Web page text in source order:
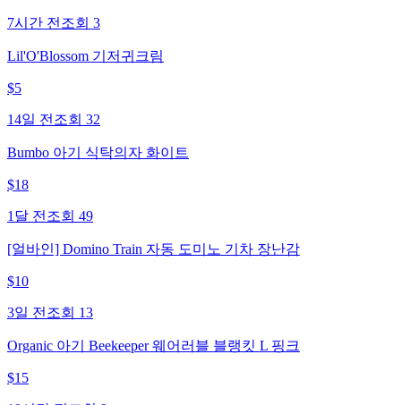
7시간 전 조회 3
Lil'O'Blossom 기저귀크림
$5
14일 전 조회 32
Bumbo 아기 식탁의자 화이트
$18
1달 전 조회 49
[얼바인] Domino Train 자동 도미노 기차 장난감
$10
3일 전 조회 13
Organic 아기 Beekeeper 웨어러블 블랭킷 L 핑크
$15